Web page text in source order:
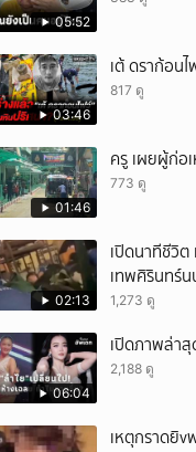
05:52
03:46
เต้ ดราก้อน
817 ดู
01:46
ครู เผยผู้ก่อ
773 ดู
02:13
เปิดนาทีชีวิต
เทพศิรินทร์
1,273 ดู
06:04
เปิดภาพล่าสุ
2,188 ดู
เหตุกราดยิ